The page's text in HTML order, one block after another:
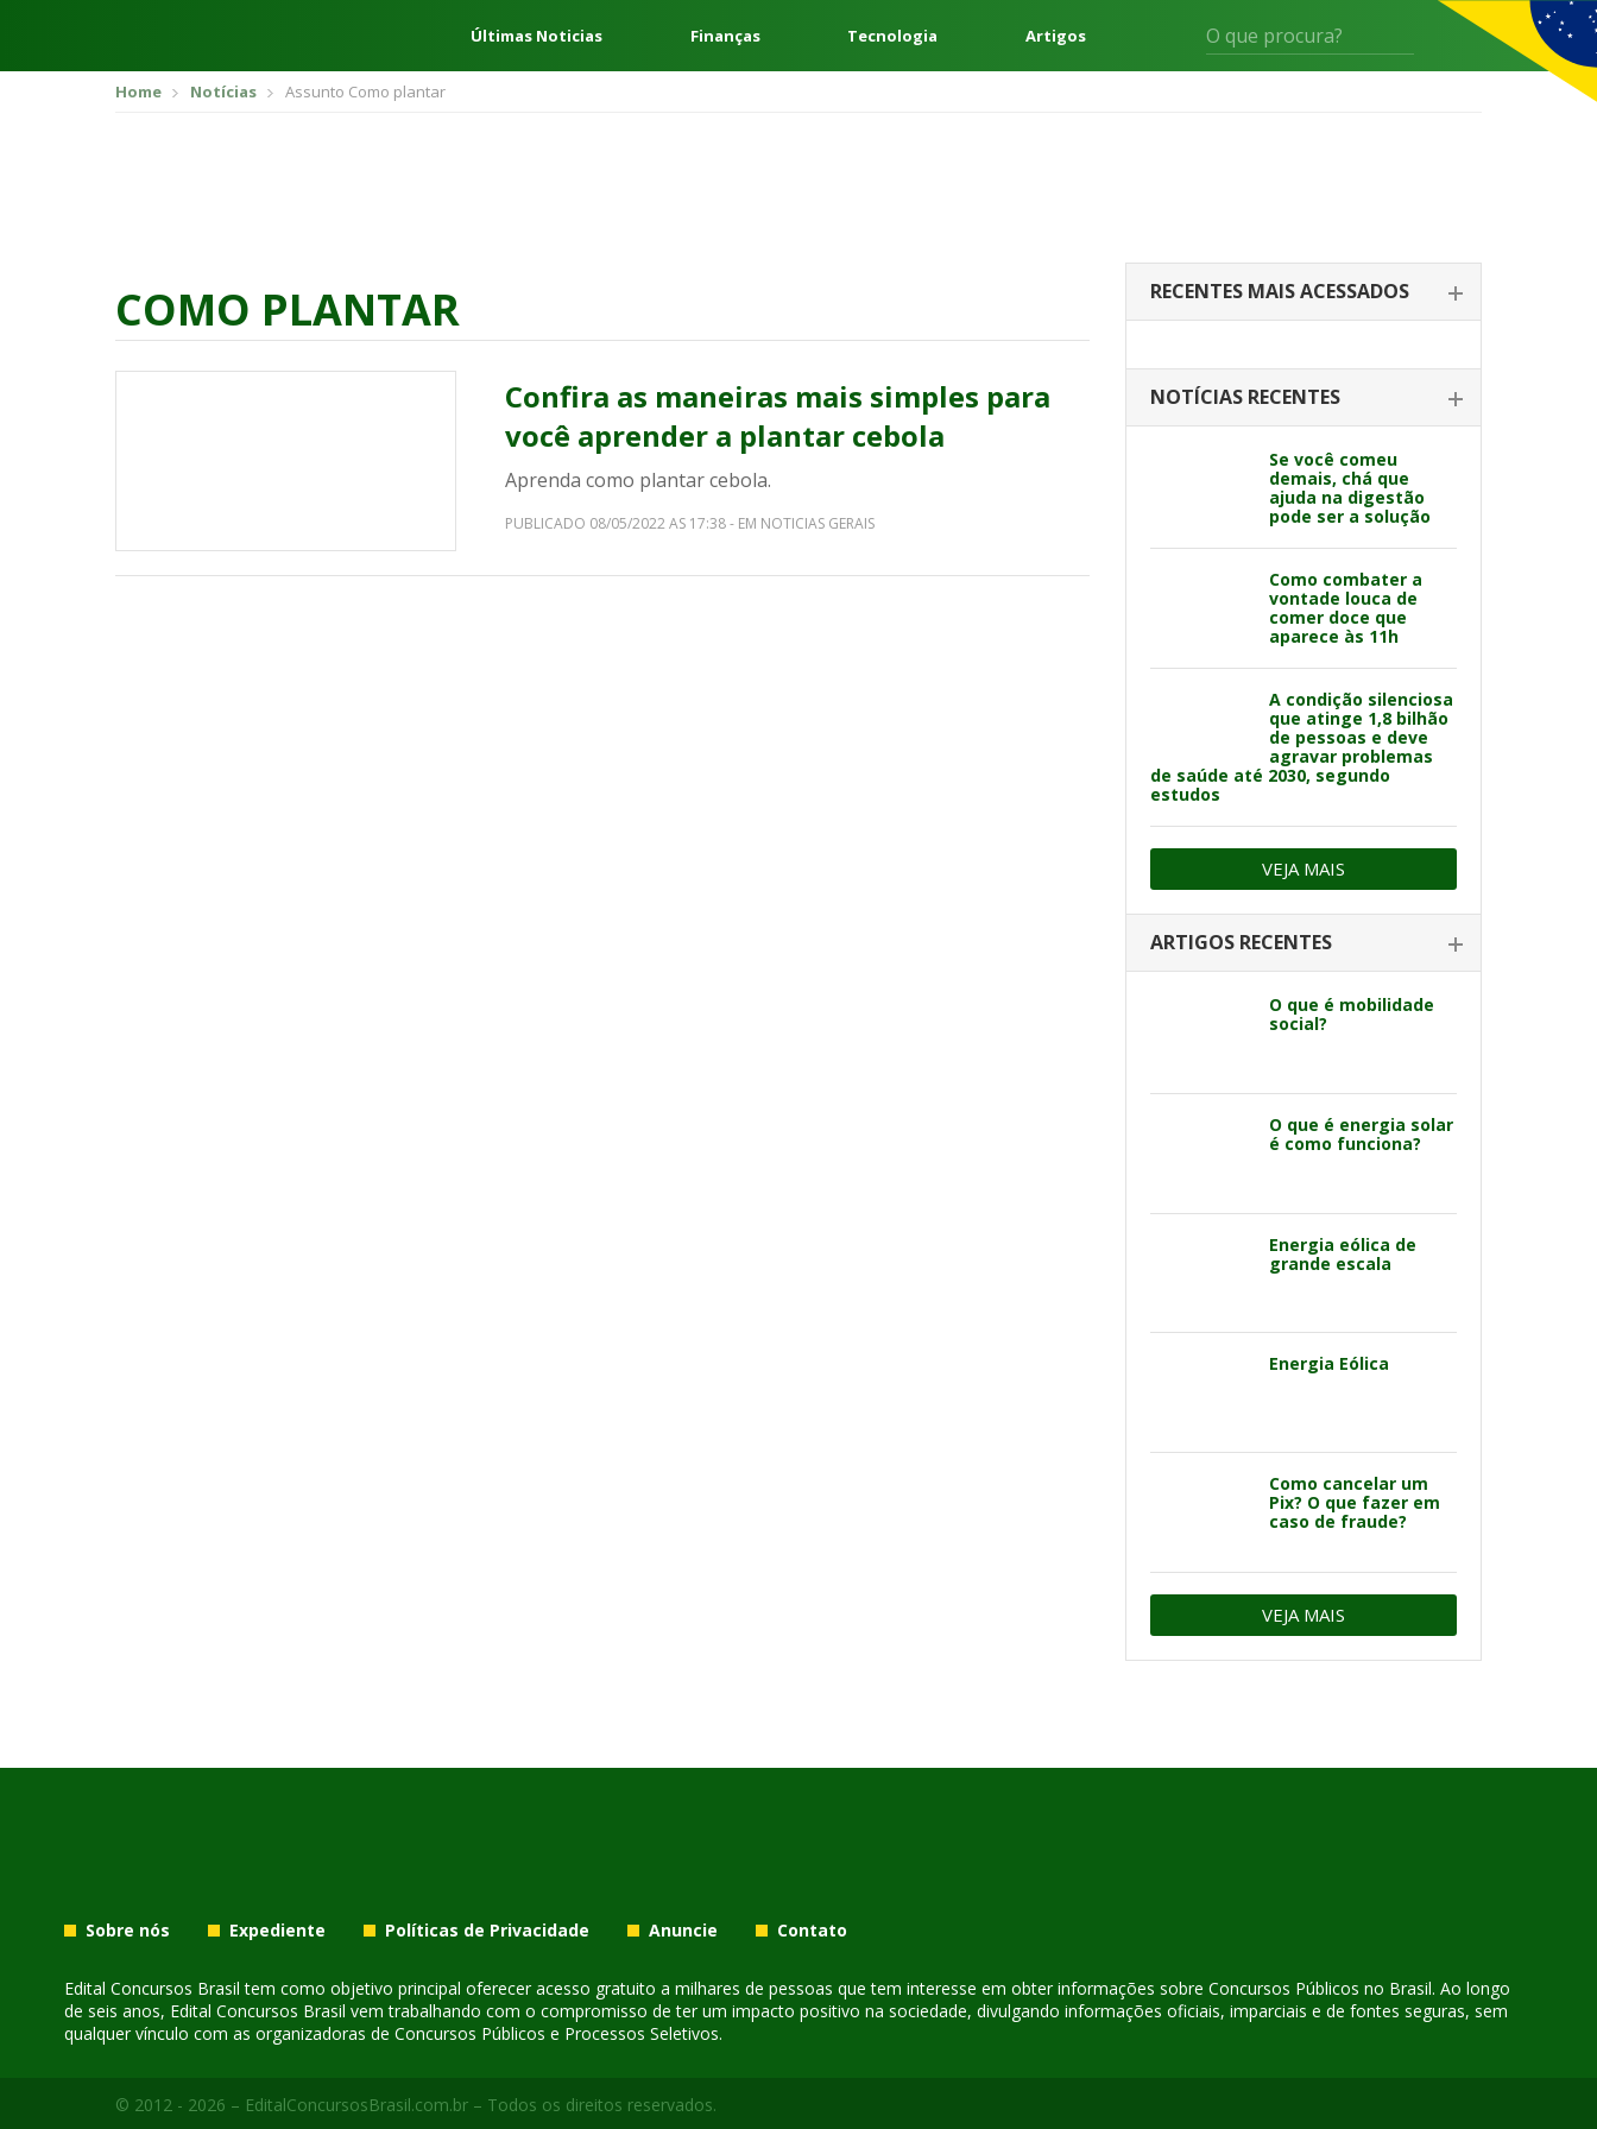
Últimas Noticias Finanças Tecnologia Artigos
Home Notícias Assunto Como plantar
COMO PLANTAR
Confira as maneiras mais simples para
você aprender a plantar cebola
Aprenda como plantar cebola.
PUBLICADO 08/05/2022 AS 17:38 - EM NOTICIAS GERAIS
RECENTES MAIS ACESSADOS
NOTÍCIAS RECENTES
Se você comeu
demais, chá que
ajuda na digestão
pode ser a solução
Como combater a
vontade louca de
comer doce que
aparece às 11h
A condição silenciosa
que atinge 1,8 bilhão
de pessoas e deve
agravar problemas
de saúde até 2030, segundo
estudos
VEJA MAIS
ARTIGOS RECENTES
O que é mobilidade
social?
O que é energia solar
é como funciona?
Energia eólica de
grande escala
Energia Eólica
Como cancelar um
Pix? O que fazer em
caso de fraude?
VEJA MAIS
Sobre nós Expediente Políticas de Privacidade Anuncie Contato
Edital Concursos Brasil tem como objetivo principal oferecer acesso gratuito a milhares de pessoas que tem interesse em obter informações sobre Concursos Públicos no Brasil. Ao longo
de seis anos, Edital Concursos Brasil vem trabalhando com o compromisso de ter um impacto positivo na sociedade, divulgando informações oficiais, imparciais e de fontes seguras, sem
qualquer vínculo com as organizadoras de Concursos Públicos e Processos Seletivos.
© 2012 - 2026 – EditalConcursosBrasil.com.br – Todos os direitos reservados.